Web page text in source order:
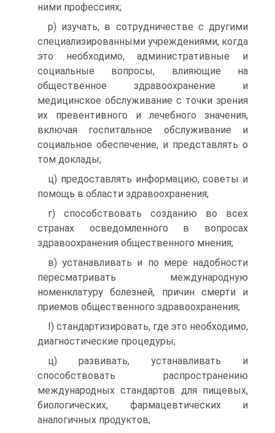
ними про­фессиях;
р) изучать, в сотрудничестве с другими
специализиро­ванными учреждениями, когда
это необходимо, администра­тивные и
социальные вопросы, влияющие на
общественное здравоохранение и
медицинское обслуживание с точки зрения
их превентивного и лечебного значения,
включая госпиталь­ное обслуживание и
социальное обеспечение, и представлять о
том доклады;
ц) предоставлять информацию, советы и
помощь в обла­сти здравоохранения;
г) способствовать созданию во всех
странах осведомлен­ного в вопросах
здравоохранения общественного мнения;
в) устанавливать и по мере надобности
пересматривать международную
номенклатуру болезней, причин смерти и
приемов общественного здравоохранения;
I) стандартизировать, где это необходимо,
диагностиче­ские процедуры;
ц) развивать, устанавливать и
способствовать распро­странению
международных стандартов для пищевых,
биоло­гических, фармацевтических и
аналогичных продуктов;